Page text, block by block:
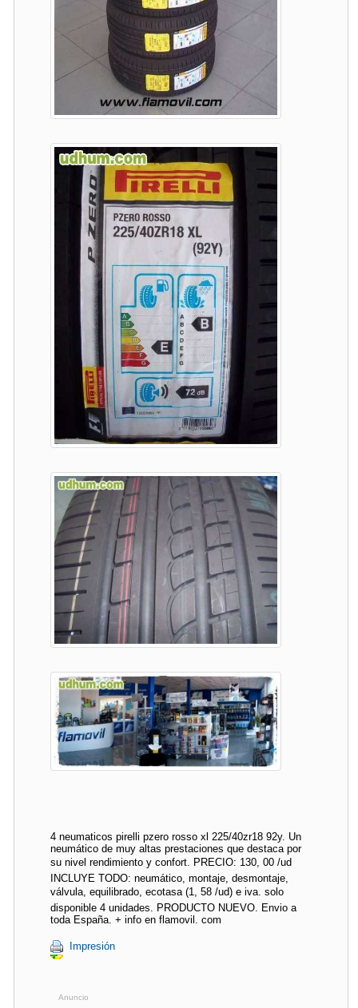
4 neumaticos pirelli pzero rosso xl 225/40zr18 92y. Un
neumático de muy altas prestaciones que destaca por
su nivel rendimiento y confort. PRECIO: 130, 00 /ud
INCLUYE TODO: neumático, montaje, desmontaje,
válvula, equilibrado, ecotasa (1, 58 /ud) e iva. solo
disponible 4 unidades. PRODUCTO NUEVO. Envio a
toda España. + info en flamovil. com
Impresión
Anuncio